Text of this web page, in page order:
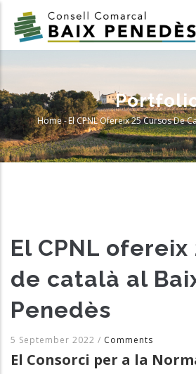
main
Breadcrumb
Home-El CPNL Ofereix 25 Cursos De
El CPNL ofereix
de català al
Penedès
5 September 2022 / Comments
El Consorci per a la